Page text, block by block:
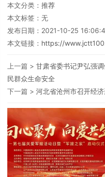
本文分类： 推荐
本文标签：无
发布日期：2021-10-25
本文链接： https://
上一篇 > 甘肃省委书记尹弘强
民群众生命安全
下一篇 > 河北省沧州市召开经